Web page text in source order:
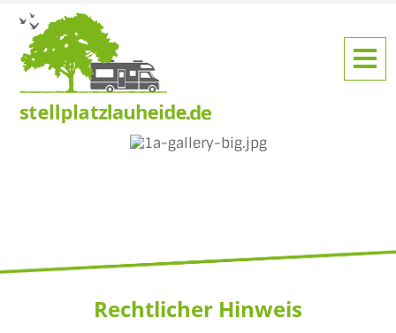
Rechtlicher Hinweis